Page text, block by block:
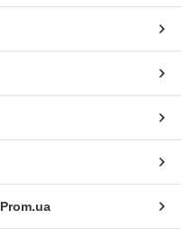
Prom.ua